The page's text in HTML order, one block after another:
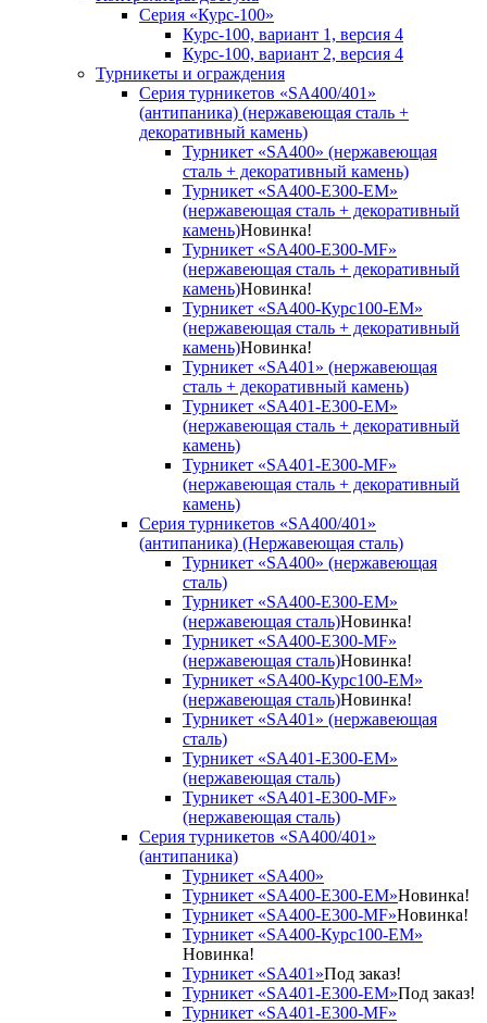
Серия «Курс-100»
Курс-100, вариант 1, версия 4
Курс-100, вариант 2, версия 4
Турникеты и ограждения
Серия турникетов «SA400/401»
(антипаника) (нержавеющая сталь +
декоративный камень)
Турникет «SA400» (нержавеющая
сталь + декоративный камень)
Турникет «SA400-Е300-EM»
(нержавеющая сталь + декоративный
камень)Новинка!
Турникет «SA400-Е300-MF»
(нержавеющая сталь + декоративный
камень)Новинка!
Турникет «SA400-Курс100-EM»
(нержавеющая сталь + декоративный
камень)Новинка!
Турникет «SA401» (нержавеющая
сталь + декоративный камень)
Турникет «SA401-E300-EM»
(нержавеющая сталь + декоративный
камень)
Турникет «SA401-E300-MF»
(нержавеющая сталь + декоративный
камень)
Серия турникетов «SA400/401»
(антипаника) (Нержавеющая сталь)
Турникет «SA400» (нержавеющая
сталь)
Турникет «SA400-Е300-EM»
(нержавеющая сталь)Новинка!
Турникет «SA400-Е300-MF»
(нержавеющая сталь)Новинка!
Турникет «SA400-Курс100-EM»
(нержавеющая сталь)Новинка!
Турникет «SA401» (нержавеющая
сталь)
Турникет «SA401-E300-EM»
(нержавеющая сталь)
Турникет «SA401-E300-MF»
(нержавеющая сталь)
Серия турникетов «SA400/401»
(антипаника)
Турникет «SA400»
Турникет «SA400-Е300-EM»Новинка!
Турникет «SA400-Е300-MF»Новинка!
Турникет «SA400-Курс100-EM»
Новинка!
Турникет «SA401»Под заказ!
Турникет «SA401-E300-EM»Под заказ!
Турникет «SA401-E300-MF»